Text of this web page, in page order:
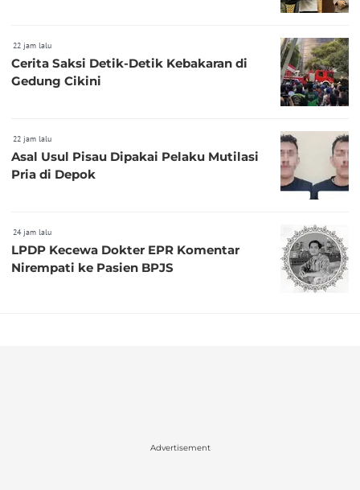
22 jam lalu
Cerita Saksi Detik-Detik Kebakaran di
Gedung Cikini
22 jam lalu
Asal Usul Pisau Dipakai Pelaku Mutilasi
Pria di Depok
24 jam lalu
LPDP Kecewa Dokter EPR Komentar
Nirempati ke Pasien BPJS
Advertisement